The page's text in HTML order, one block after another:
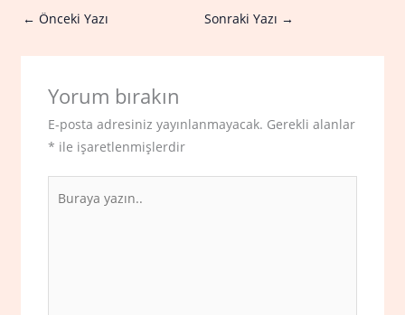
← Önceki Yazı Sonraki Yazı →
Yorum bırakın
E-posta adresiniz yayınlanmayacak. Gerekli alanlar
* ile işaretlenmişlerdir